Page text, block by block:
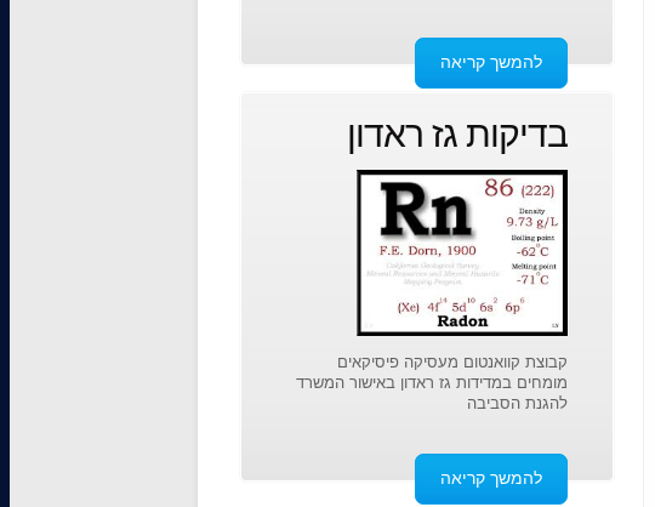
להמשך קריאה
בדיקות גז ראדון
קבוצת קוואנטום מעסיקה פיסיקאים
מומחים במדידות גז ראדון באישור המשרד
להגנת הסביבה
להמשך קריאה